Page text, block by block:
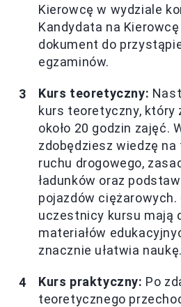
Kierowcę w wydziale
Kandydata na
dokument do
egzaminów.
Kurs teoretyczny:
kurs teoretyczny, który
około 20 godzin zajęć.
zdobędziesz wiedzę
ruchu drogowego,
ładunków oraz
pojazdów ciężarowych.
uczestnicy kursu mają
materiałów
znacznie ułatwia naukę.
Kurs praktyczny: Po
teoretycznego